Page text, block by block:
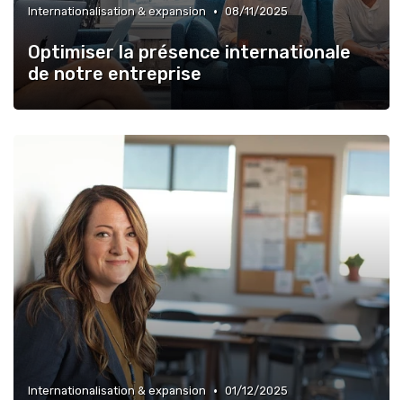
Internationalisation & expansion • 08/11/2025
Optimiser la présence internationale
de notre entreprise
Internationalisation & expansion • 01/12/2025